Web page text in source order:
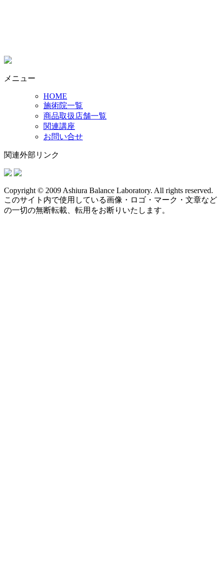
メニュー
HOME
施術院一覧
商品取扱店舗一覧
関連講座
お問い合せ
関連外部リンク
Copyright © 2009 Ashiura Balance Laboratory. All rights reserved.
このサイト内で使用している画像・ロゴ・マーク・文章など
の一切の無断転載、転用をお断りいたします。